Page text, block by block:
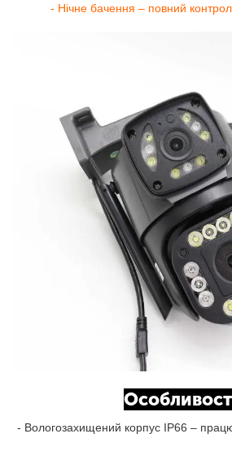
- Нічне бачення – повний
- Вологозахищений корпус IP66 –